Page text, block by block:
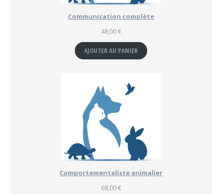
Communication complète
48,00€
AJOUTER AU PANIER
Comportementaliste animalier
68,00€